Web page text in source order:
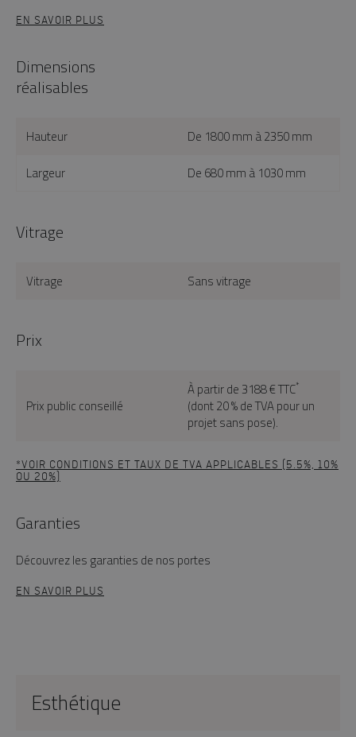
EN SAVOIR PLUS
Dimensions
réalisables
Hauteur
De 1800 mm à 2350 mm
Largeur
De 680 mm à 1030 mm
Vitrage
Vitrage Sans vitrage
Prix
Prix public conseillé
À partir de 3188 € TTC*
(dont 20 % de TVA pour un
projet sans pose).
*VOIR CONDITIONS ET TAUX DE TVA APPLICABLES (5.5%, 10%
OU 20%)
Garanties
Découvrez les garanties de nos portes
EN SAVOIR PLUS
Esthétique